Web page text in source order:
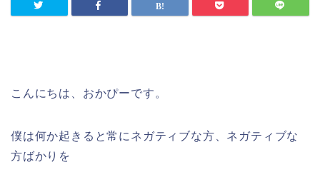
こんにちは、おかぴーです。
僕は何か起きると常にネガティブな方、ネガティブな
方ばかりを